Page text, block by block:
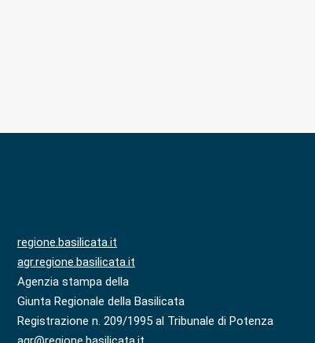
regione.basilicata.it
agr.regione.basilicata.it
Agenzia stampa della
Giunta Regionale della Basilicata
Registrazione n. 209/1995 al Tribunale di Potenza